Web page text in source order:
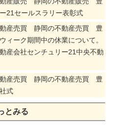
21セールスラリー表彰式
産売買 静岡の不動産売買 豊
ィーク期間中の休業について。
産会社センチュリー21中央不動
産売買 静岡の不動産売買 豊
式
とみる